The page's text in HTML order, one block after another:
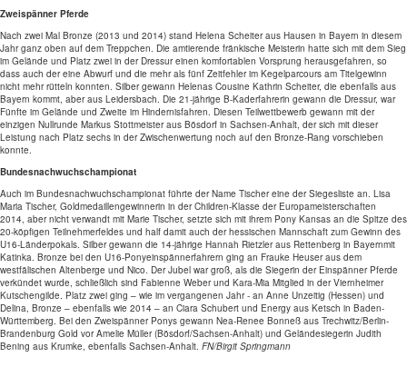
Zweispänner Pferde
Nach zwei Mal Bronze (2013 und 2014) stand Helena Scheiter aus Hausen in Bayern in diesem
Jahr ganz oben auf dem Treppchen. Die amtierende fränkische Meisterin hatte sich mit dem Sieg
im Gelände und Platz zwei in der Dressur einen komfortablen Vorsprung herausgefahren, so
dass auch der eine Abwurf und die mehr als fünf Zeitfehler im Kegelparcours am Titelgewinn
nicht mehr rütteln konnten. Silber gewann Helenas Cousine Kathrin Scheiter, die ebenfalls aus
Bayern kommt, aber aus Leidersbach. Die 21-jährige B-Kaderfahrerin gewann die Dressur, war
Fünfte im Gelände und Zweite im Hindernisfahren. Diesen Teilwettbewerb gewann mit der
einzigen Nullrunde Markus Stottmeister aus Bösdorf in Sachsen-Anhalt, der sich mit dieser
Leistung nach Platz sechs in der Zwischenwertung noch auf den Bronze-Rang vorschieben
konnte.
Bundesnachwuchschampionat
Auch im Bundesnachwuchschampionat führte der Name Tischer eine der Siegesliste an. Lisa
Maria Tischer, Goldmedaillengewinnerin in der Children-Klasse der Europameisterschaften
2014, aber nicht verwandt mit Marie Tischer, setzte sich mit ihrem Pony Kansas an die Spitze des
20-köpfigen Teilnehmerfeldes und half damit auch der hessischen Mannschaft zum Gewinn des
U16-Länderpokals. Silber gewann die 14-jährige Hannah Rietzler aus Rettenberg in Bayernmit
Katinka. Bronze bei den U16-Ponyeinspännerfahrern ging an Frauke Heuser aus dem
westfälischen Altenberge und Nico. Der Jubel war groß, als die Siegerin der Einspänner Pferde
verkündet wurde, schließlich sind Fabienne Weber und Kara-Mia Mitglied in der Viernheimer
Kutschengilde. Platz zwei ging – wie im vergangenen Jahr - an Anne Unzeitig (Hessen) und
Delina, Bronze – ebenfalls wie 2014 – an Ciara Schubert und Energy aus Ketsch in Baden-
Württemberg. Bei den Zweispänner Ponys gewann Nea-Renee Bonneß aus Trechwitz/Berlin-
Brandenburg Gold vor Amelie Müller (Bösdorf/Sachsen-Anhalt) und Geländesiegerin Judith
Bening aus Krumke, ebenfalls Sachsen-Anhalt. FN/Birgit Springmann